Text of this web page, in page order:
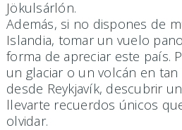
Jökulsárlón.
Además, si no dispones de
Islandia, tomar un vuelo
forma de apreciar este país.
un glaciar o un volcán en
desde Reykjavík, descubrir
llevarte recuerdos únicos
olvidar.